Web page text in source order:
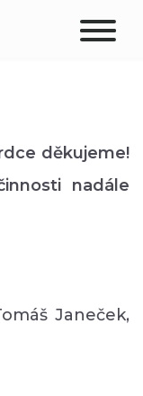
děkujeme!
nadále
Janeček,